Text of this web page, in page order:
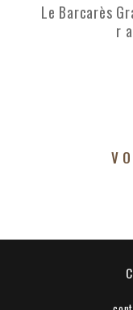
Le Barcarès
r